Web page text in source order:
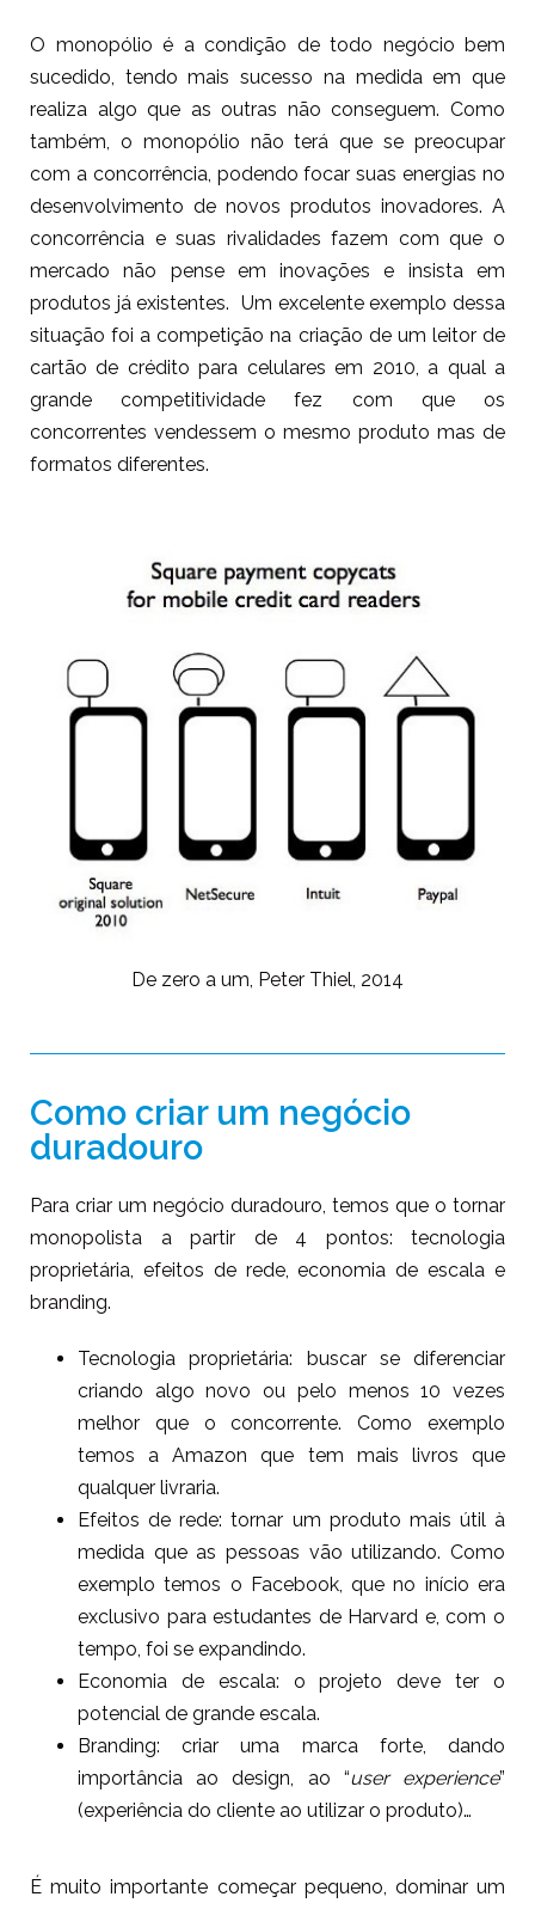
O monopólio é a condição de todo negócio bem
sucedido, tendo mais sucesso na medida em que
realiza algo que as outras não conseguem. Como
também, o monopólio não terá que se preocupar
com a concorrência, podendo focar suas energias no
desenvolvimento de novos produtos inovadores. A
concorrência e suas rivalidades fazem com que o
mercado não pense em inovações e insista em
produtos já existentes. Um excelente exemplo dessa
situação foi a competição na criação de um leitor de
cartão de crédito para celulares em 2010, a qual a
grande competitividade fez com que os
concorrentes vendessem o mesmo produto mas de
formatos diferentes.
De zero a um, Peter Thiel, 2014
Como criar um negócio
duradouro
Para criar um negócio duradouro, temos que o tornar
monopolista a partir de 4 pontos: tecnologia
proprietária, efeitos de rede, economia de escala e
branding.
Tecnologia proprietária: buscar se diferenciar
criando algo novo ou pelo menos 10 vezes
melhor que o concorrente. Como exemplo
temos a Amazon que tem mais livros que
qualquer livraria.
Efeitos de rede: tornar um produto mais útil à
medida que as pessoas vão utilizando. Como
exemplo temos o Facebook, que no início era
exclusivo para estudantes de Harvard e, com o
tempo, foi se expandindo.
Economia de escala: o projeto deve ter o
potencial de grande escala.
Branding: criar uma marca forte, dando
importância ao design, ao “user experience”
(experiência do cliente ao utilizar o produto)…
É muito importante começar pequeno, dominar um